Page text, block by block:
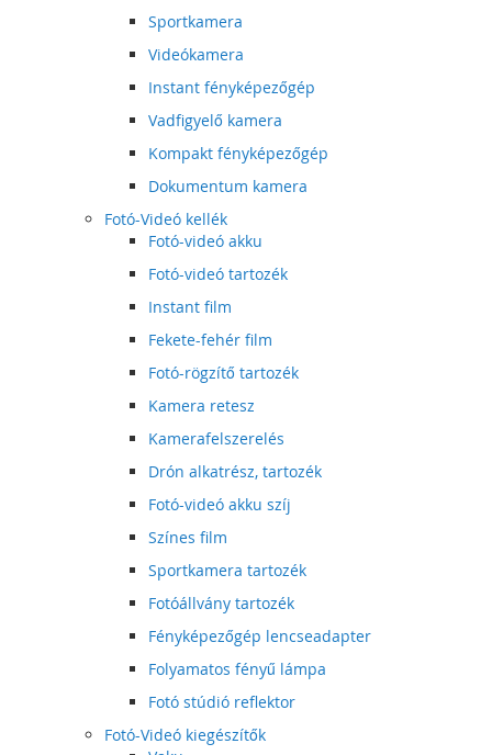
Sportkamera
Videókamera
Instant fényképezőgép
Vadfigyelő kamera
Kompakt fényképezőgép
Dokumentum kamera
Fotó-Videó kellék
Fotó-videó akku
Fotó-videó tartozék
Instant film
Fekete-fehér film
Fotó-rögzítő tartozék
Kamera retesz
Kamerafelszerelés
Drón alkatrész, tartozék
Fotó-videó akku szíj
Színes film
Sportkamera tartozék
Fotóállvány tartozék
Fényképezőgép lencseadapter
Folyamatos fényű lámpa
Fotó stúdió reflektor
Fotó-Videó kiegészítők